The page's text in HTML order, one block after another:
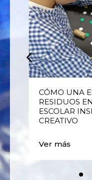
CÓMO UNA
RESIDUOS
ESCOLAR
CREATIVO
Ver más